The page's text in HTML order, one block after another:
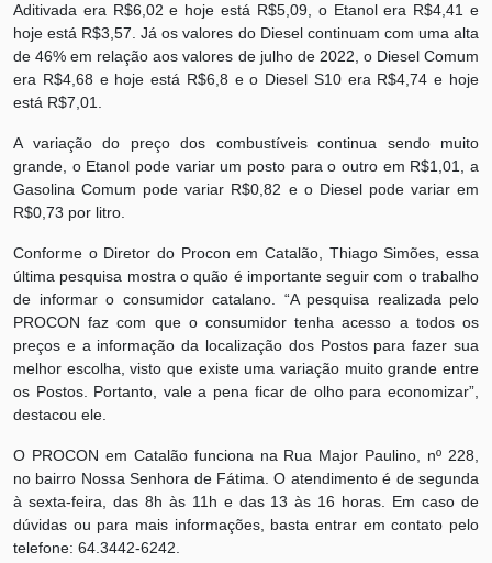
Aditivada era R$6,02 e hoje está R$5,09, o Etanol era R$4,41 e
hoje está R$3,57. Já os valores do Diesel continuam com uma alta
de 46% em relação aos valores de julho de 2022, o Diesel Comum
era R$4,68 e hoje está R$6,8 e o Diesel S10 era R$4,74 e hoje
está R$7,01.
A variação do preço dos combustíveis continua sendo muito
grande, o Etanol pode variar um posto para o outro em R$1,01, a
Gasolina Comum pode variar R$0,82 e o Diesel pode variar em
R$0,73 por litro.
Conforme o Diretor do Procon em Catalão, Thiago Simões, essa
última pesquisa mostra o quão é importante seguir com o trabalho
de informar o consumidor catalano. “A pesquisa realizada pelo
PROCON faz com que o consumidor tenha acesso a todos os
preços e a informação da localização dos Postos para fazer sua
melhor escolha, visto que existe uma variação muito grande entre
os Postos. Portanto, vale a pena ficar de olho para economizar”,
destacou ele.
O PROCON em Catalão funciona na Rua Major Paulino, nº 228,
no bairro Nossa Senhora de Fátima. O atendimento é de segunda
à sexta-feira, das 8h às 11h e das 13 às 16 horas. Em caso de
dúvidas ou para mais informações, basta entrar em contato pelo
telefone: 64.3442-6242.